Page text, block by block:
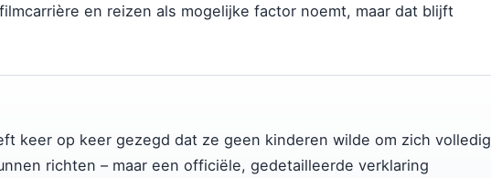
en reizen als mogelijke factor noemt, maar dat blijft
keer op keer gezegd dat ze geen kinderen wilde om zich volledig
richten – maar een officiële, gedetailleerde verklaring